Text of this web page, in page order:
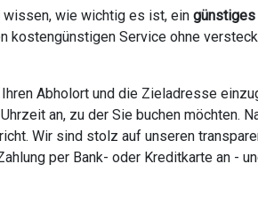
wissen, wie wichtig es ist, ein günstiges
kostengünstigen Service ohne
Abholort und die Zieladresse
an, zu der Sie buchen möchten.
Wir sind stolz auf unseren
per Bank- oder Kreditkarte an -